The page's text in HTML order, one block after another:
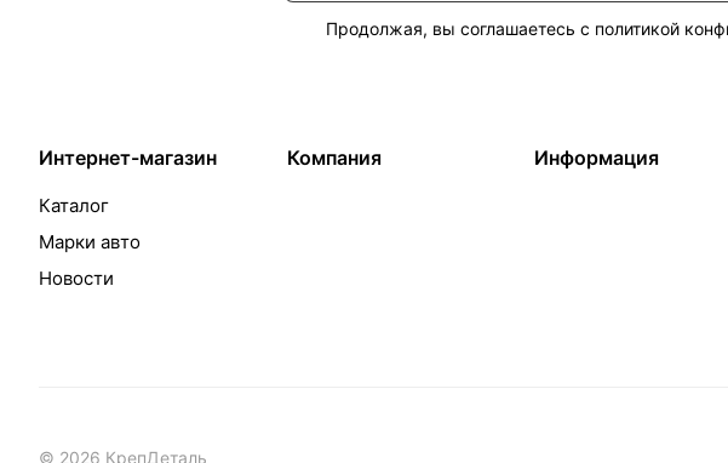
Продолжая, вы соглашаетесь с политикой
Интернет-магазин
Каталог
Марки авто
Новости
Компания Информация
© 2026 КрепДеталь